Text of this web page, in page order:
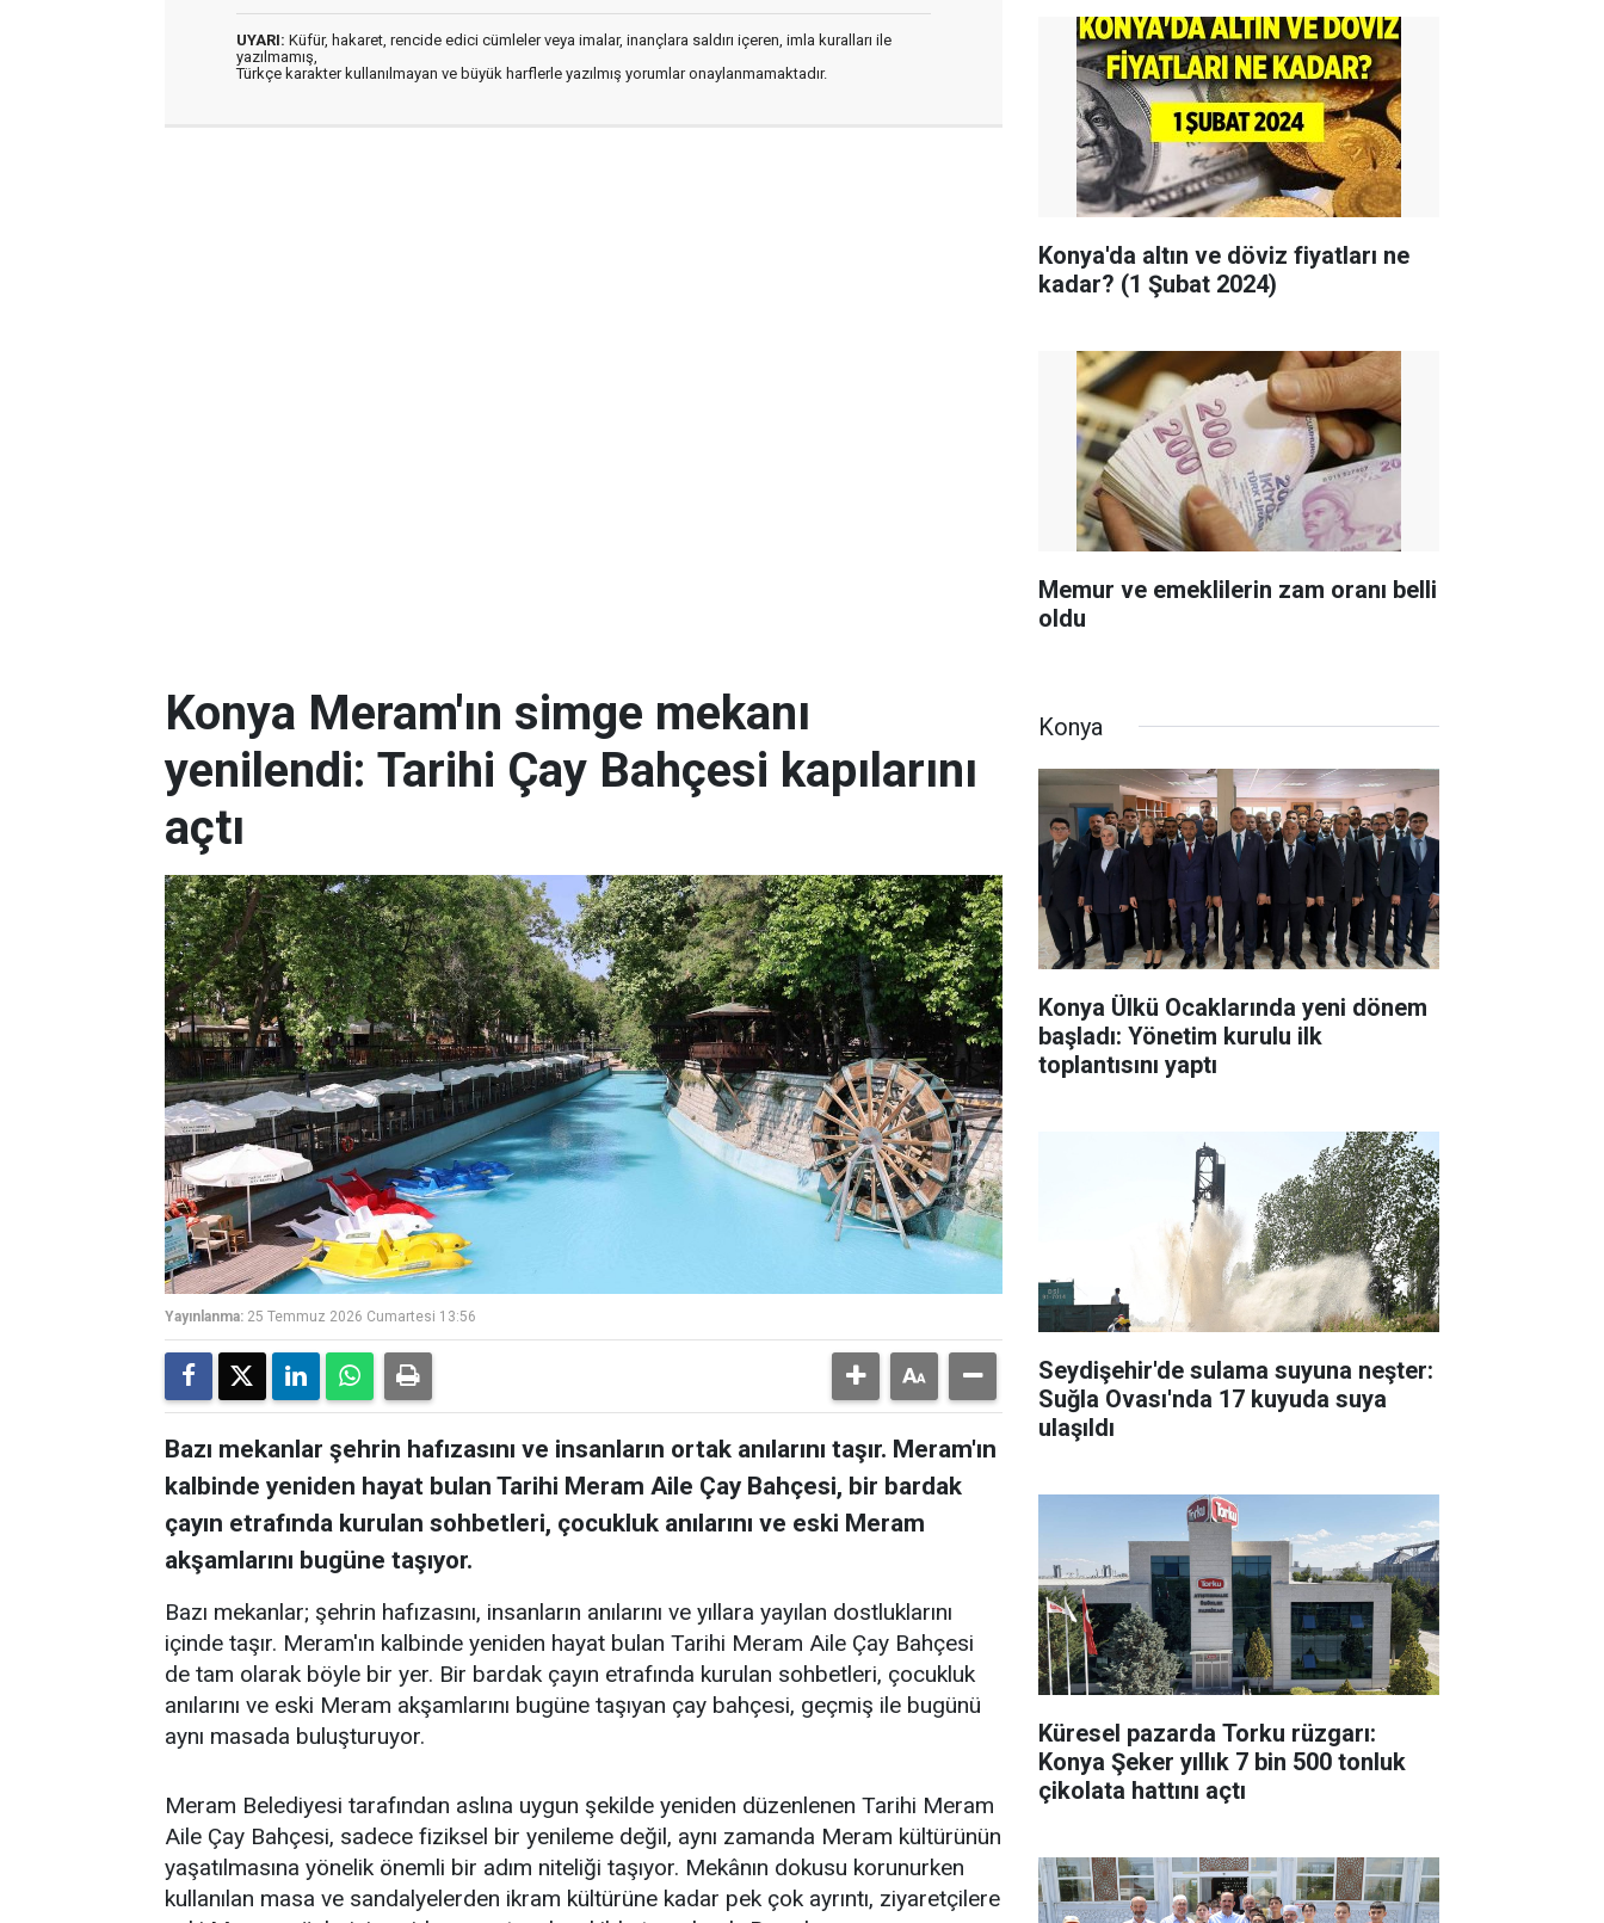
UYARI: Küfür, hakaret, rencide edici cümleler veya imalar, inançlara saldırı içeren, imla kuralları ile
yazılmamış,
Türkçe karakter kullanılmayan ve büyük harflerle yazılmış yorumlar onaylanmamaktadır.
Konya'da altın ve döviz fiyatları ne
kadar? (1 Şubat 2024)
Memur ve emeklilerin zam oranı belli
oldu
Konya Meram'ın simge mekanı
yenilendi: Tarihi Çay Bahçesi kapılarını
açtı
Yayınlanma: 25 Temmuz 2026 Cumartesi 13:56
Bazı mekanlar şehrin hafızasını ve insanların ortak anılarını taşır. Meram'ın
kalbinde yeniden hayat bulan Tarihi Meram Aile Çay Bahçesi, bir bardak
çayın etrafında kurulan sohbetleri, çocukluk anılarını ve eski Meram
akşamlarını bugüne taşıyor.
Bazı mekanlar; şehrin hafızasını, insanların anılarını ve yıllara yayılan dostluklarını
içinde taşır. Meram'ın kalbinde yeniden hayat bulan Tarihi Meram Aile Çay Bahçesi
de tam olarak böyle bir yer. Bir bardak çayın etrafında kurulan sohbetleri, çocukluk
anılarını ve eski Meram akşamlarını bugüne taşıyan çay bahçesi, geçmiş ile bugünü
aynı masada buluşturuyor.
Meram Belediyesi tarafından aslına uygun şekilde yeniden düzenlenen Tarihi Meram
Aile Çay Bahçesi, sadece fiziksel bir yenileme değil, aynı zamanda Meram kültürünün
yaşatılmasına yönelik önemli bir adım niteliği taşıyor. Mekânın dokusu korunurken
kullanılan masa ve sandalyelerden ikram kültürüne kadar pek çok ayrıntı, ziyaretçilere
Konya
Konya Ülkü Ocaklarında yeni dönem
başladı: Yönetim kurulu ilk
toplantısını yaptı
Seydişehir'de sulama suyuna neşter:
Suğla Ovası'nda 17 kuyuda suya
ulaşıldı
Küresel pazarda Torku rüzgarı:
Konya Şeker yıllık 7 bin 500 tonluk
çikolata hattını açtı